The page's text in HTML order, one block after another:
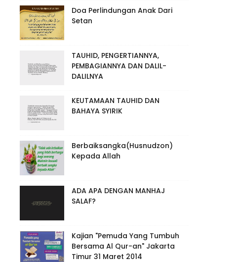
Doa Perlindungan Anak Dari
Setan
TAUHID, PENGERTIANNYA,
PEMBAGIANNYA DAN DALIL-
DALILNYA
KEUTAMAAN TAUHID DAN
BAHAYA SYIRIK
Berbaiksangka(Husnudzon)
Kepada Allah
ADA APA DENGAN MANHAJ
SALAF?
Kajian "Pemuda Yang Tumbuh
Bersama Al Qur-an" Jakarta
Timur 31 Maret 2014